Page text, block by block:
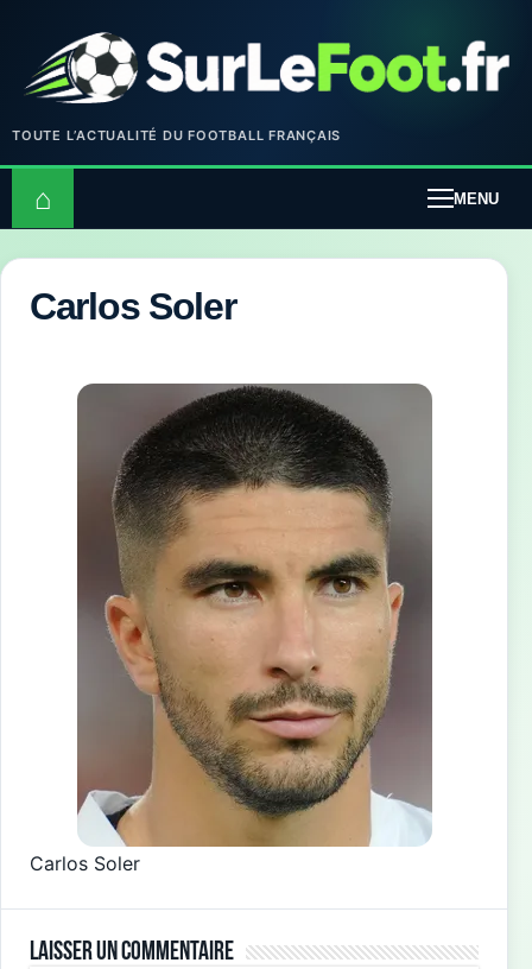
TOUTE L’ACTUALITÉ DU FOOTBALL FRANÇAIS
⌂ MENU
Carlos Soler
Carlos Soler
Laisser un commentaire